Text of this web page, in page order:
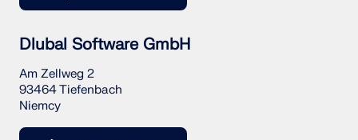
Dlubal Software GmbH
Am Zellweg 2
93464 Tiefenbach
Niemcy